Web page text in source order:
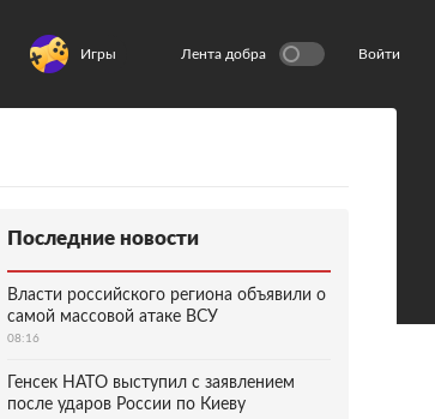
Игры Лента добра Войти
Последние новости
Власти российского региона объявили о
самой массовой атаке ВСУ
08:16
Генсек НАТО выступил с заявлением
после ударов России по Киеву